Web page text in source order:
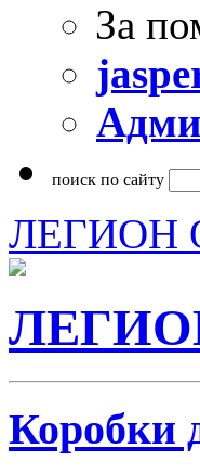
За
поиск по сайту
ЛЕГИОН
Коробки